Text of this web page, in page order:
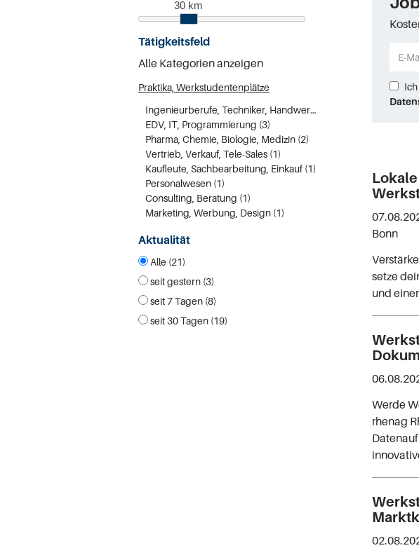
30 km
Tätigkeitsfeld
Alle Kategorien anzeigen
Praktika, Werkstudentenplätze
Ingenieurberufe, Techniker, Handwerk (11)
EDV, IT, Programmierung (3)
Pharma, Chemie, Biologie, Medizin (2)
Vertrieb, Verkauf, Tele-Sales (1)
Kaufleute, Sachbearbeitung, Einkauf (1)
Personalwesen (1)
Consulting, Beratung (1)
Marketing, Werbung, Design (1)
Aktualität
Alle (21)
seit gestern (3)
seit 7 Tagen (8)
seit 30 Tagen (19)
Bonn
setze
und
Werde
rhenag